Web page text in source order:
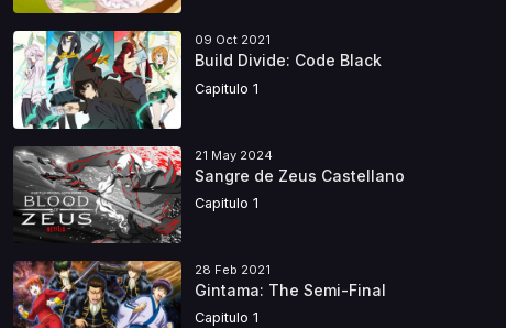
09 Oct 2021
Build Divide: Code Black
Capitulo 1
21 May 2024
Sangre de Zeus Castellano
Capitulo 1
28 Feb 2021
Gintama: The Semi-Final
Capitulo 1